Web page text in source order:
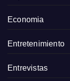
Economia
Entretenimiento
Entrevistas